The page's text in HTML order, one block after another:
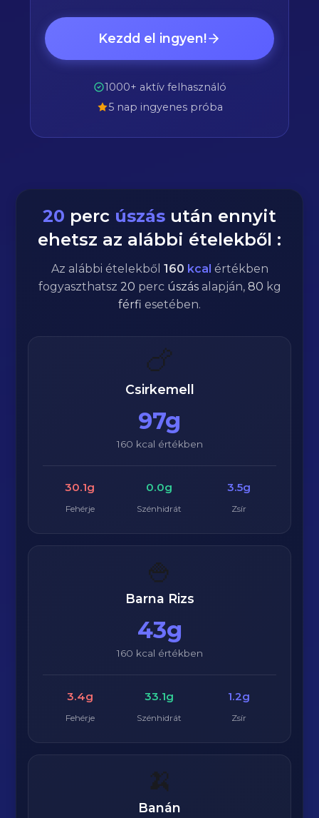
Kezdd el ingyen!
1000+ aktív felhasználó
5 nap ingyenes próba
20 perc úszás után ennyit
ehetsz az alábbi ételekből :
Az alábbi ételekből 160 kcal értékben
fogyaszthatsz 20 perc úszásalapján, 80 kg
férfi esetében.
🍗
Csirkemell
97g
160 kcal értékben
30.1g
Fehérje
0.0g
Szénhidrát
3.5g
Zsír
🍚
Barna Rizs
43g
160 kcal értékben
3.4g
Fehérje
33.1g
Szénhidrát
1.2g
Zsír
🍌
Banán